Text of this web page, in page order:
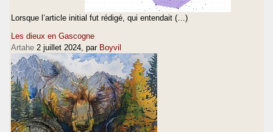
Lorsque l’article initial fut rédigé, qui entendait (…)
Les dieux en Gascogne
Artahe 2 juillet 2024, par Boyvil